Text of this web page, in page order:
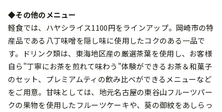
◆その他のメニュー
軽食では、ハヤシライス1100円をラインアップ。岡崎市の特
産品である八丁味噌を隠し味に使用したコクのある一品で
す。ドリンク類は、東海地区産の厳選茶葉を使用し、お客様
自ら"丁寧にお茶を煎れて味わう"体験ができるお茶＆和菓子
のセット、プレミアムティの飲み比べができるメニューなど
をご用意。甘味としては、地元名古屋の東谷山フルーツパー
クの果物を使用したフルーツケーキや、葵の御紋をあしらっ